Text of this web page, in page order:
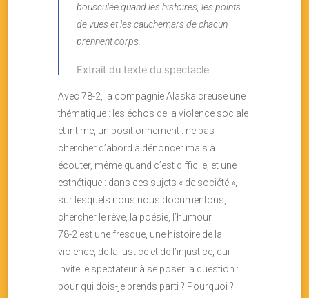
bousculée quand les histoires, les points
de vues et les cauchemars de chacun
prennent corps.
Extrait du texte du spectacle
Avec 78-2, la compagnie Alaska creuse une
thématique : les échos de la violence sociale
et intime, un positionnement : ne pas
chercher d’abord à dénoncer mais à
écouter, même quand c’est difficile, et une
esthétique : dans ces sujets « de société »,
sur lesquels nous nous documentons,
chercher le rêve, la poésie, l’humour.
78-2 est une fresque, une histoire de la
violence, de la justice et de l’injustice, qui
invite le spectateur à se poser la question :
pour qui dois-je prends parti ? Pourquoi ?